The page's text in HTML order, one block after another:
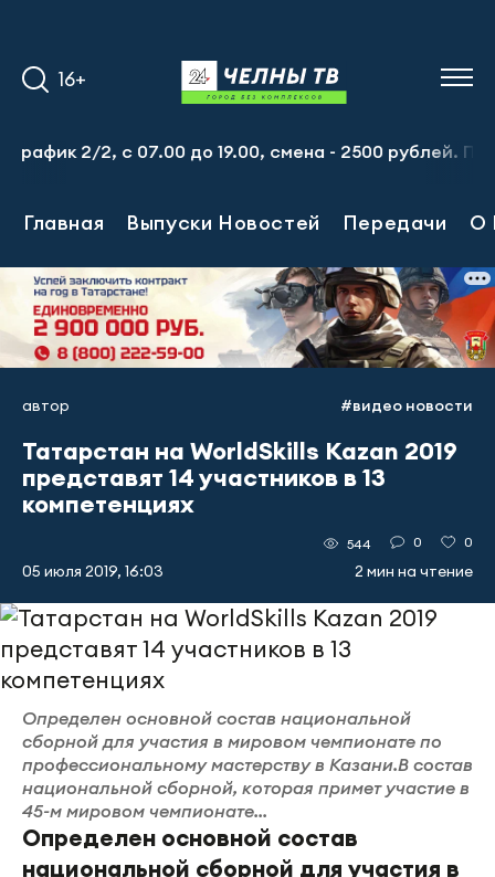
16+
2/2, с 07.00 до 19.00, смена - 2500 рублей. Пр-т
Главная Выпуски Новостей Передачи О
автор #видео новости
Татарстан на WorldSkills Kazan 2019
представят 14 участников в 13
компетенциях
05 июля 2019, 16:03
544 0 0
2 мин на чтение
Определен основной состав национальной
сборной для участия в мировом чемпионате по
профессиональному мастерству в Казани.В состав
национальной сборной, которая примет участие в
45-м мировом чемпионате...
Определен основной состав
национальной сборной для участия в